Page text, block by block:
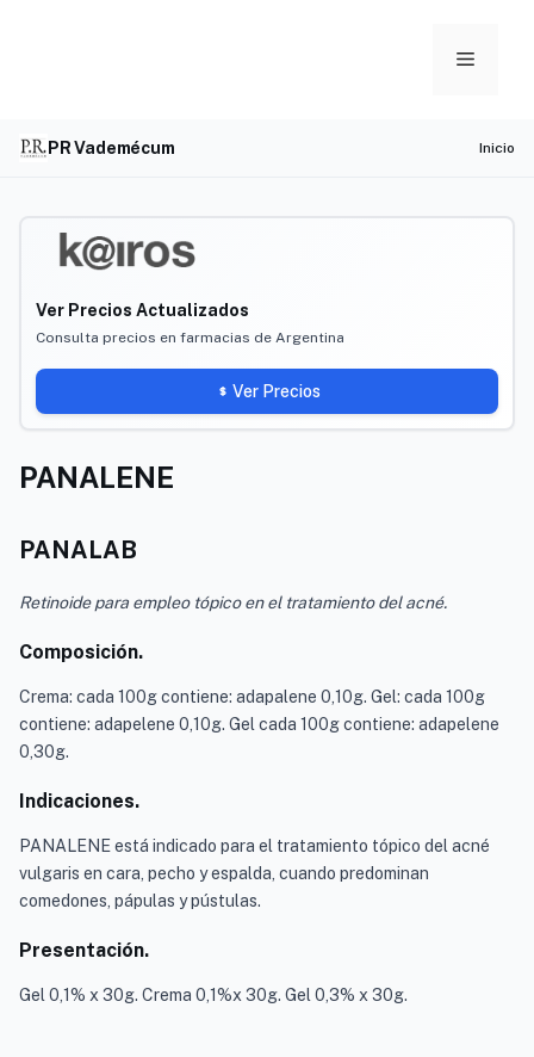
Menu
PR Vademécum Inicio
Ver Precios Actualizados
Consulta precios en farmacias de Argentina
Ver Precios
PANALENE
PANALAB
Retinoide para empleo tópico en el tratamiento del acné.
Composición.
Crema: cada 100g contiene: adapalene 0,10g. Gel: cada 100g
contiene: adapelene 0,10g. Gel cada 100g contiene: adapelene
0,30g.
Indicaciones.
PANALENE está indicado para el tratamiento tópico del acné
vulgaris en cara, pecho y espalda, cuando predominan
comedones, pápulas y pústulas.
Presentación.
Gel 0,1% x 30g. Crema 0,1%x 30g. Gel 0,3% x 30g.